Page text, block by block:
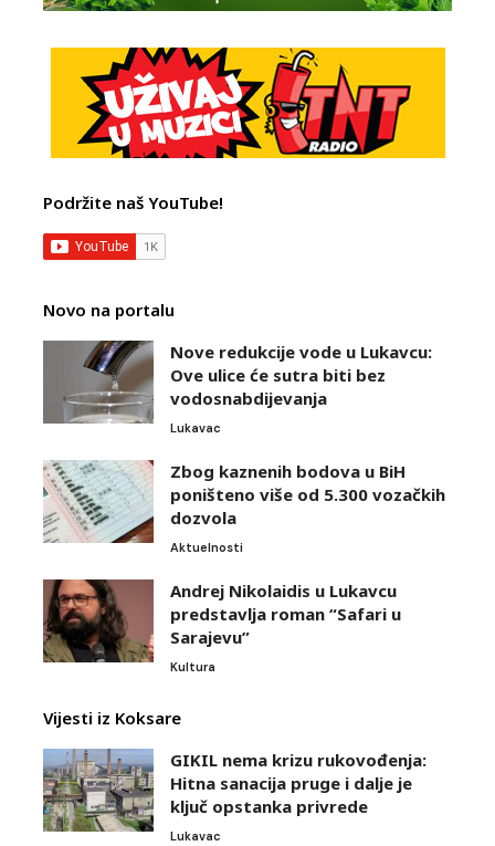
Podržite naš YouTube!
Novo na portalu
Nove redukcije vode u Lukavcu:
Ove ulice će sutra biti bez
vodosnabdijevanja
Lukavac
Zbog kaznenih bodova u BiH
poništeno više od 5.300 vozačkih
dozvola
Aktuelnosti
Andrej Nikolaidis u Lukavcu
predstavlja roman “Safari u
Sarajevu”
Kultura
Vijesti iz Koksare
GIKIL nema krizu rukovođenja:
Hitna sanacija pruge i dalje je
ključ opstanka privrede
Lukavac